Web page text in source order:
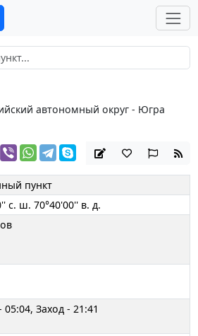
автономный округ - Югра
пункт
с. ш. 70°40'00'' в. д.
05:04, Заход - 21:41